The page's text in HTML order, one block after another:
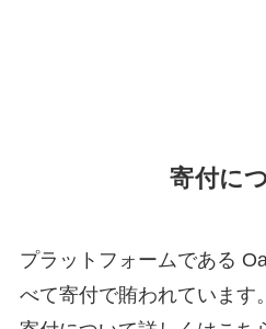
寄付に
プラットフォームである
べて寄付で賄われています。